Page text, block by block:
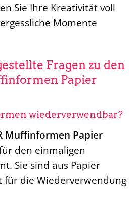
Sie Ihre Kreativität voll
Momente
Fragen zu den
Papier
wiederverwendbar?
Muffinformen Papier
den einmaligen
Sie sind aus Papier
für die Wiederverwendung